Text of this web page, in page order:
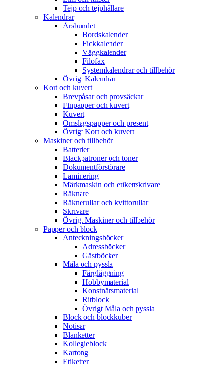
Tejp och tejphållare
Kalendrar
Årsbundet
Bordskalender
Fickkalender
Väggkalender
Filofax
Systemkalendrar och tillbehör
Övrigt Kalendrar
Kort och kuvert
Brevpåsar och provsäckar
Finpapper och kuvert
Kuvert
Omslagspapper och present
Övrigt Kort och kuvert
Maskiner och tillbehör
Batterier
Bläckpatroner och toner
Dokumentförstörare
Laminering
Märkmaskin och etikettskrivare
Räknare
Räknerullar och kvittorullar
Skrivare
Övrigt Maskiner och tillbehör
Papper och block
Anteckningsböcker
Adressböcker
Gästböcker
Måla och pyssla
Färgläggning
Hobbymaterial
Konstnärsmaterial
Ritblock
Övrigt Måla och pyssla
Block och blockkuber
Notisar
Blanketter
Kollegieblock
Kartong
Etiketter